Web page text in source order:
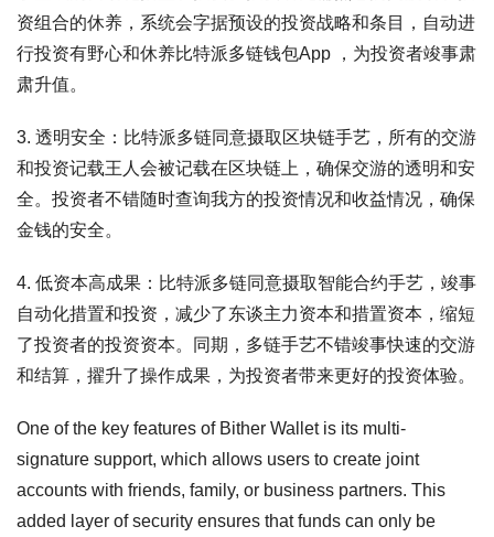
资组合的休养，系统会字据预设的投资战略和条目，自动进
行投资有野心和休养比特派多链钱包App ，为投资者竣事肃
肃升值。
3. 透明安全：比特派多链同意摄取区块链手艺，所有的交游
和投资记载王人会被记载在区块链上，确保交游的透明和安
全。投资者不错随时查询我方的投资情况和收益情况，确保
金钱的安全。
4. 低资本高成果：比特派多链同意摄取智能合约手艺，竣事
自动化措置和投资，减少了东谈主力资本和措置资本，缩短
了投资者的投资资本。同期，多链手艺不错竣事快速的交游
和结算，擢升了操作成果，为投资者带来更好的投资体验。
One of the key features of Bither Wallet is its multi-
signature support, which allows users to create joint
accounts with friends, family, or business partners. This
added layer of security ensures that funds can only be